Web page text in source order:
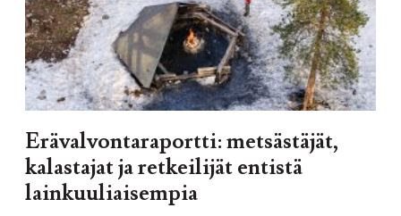
Erävalvontaraportti: metsästäjät,
kalastajat ja retkeilijät entistä
lainkuuliaisempia